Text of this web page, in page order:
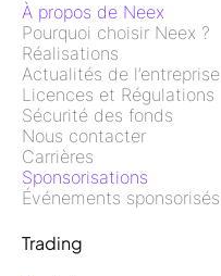
À propos de Neex
Pourquoi choisir Neex ?
Réalisations
Actualités de l’entreprise
Licences et Régulations
Sécurité des fonds
Nous contacter
Carrières
Sponsorisations
Événements sponsorisés
Trading